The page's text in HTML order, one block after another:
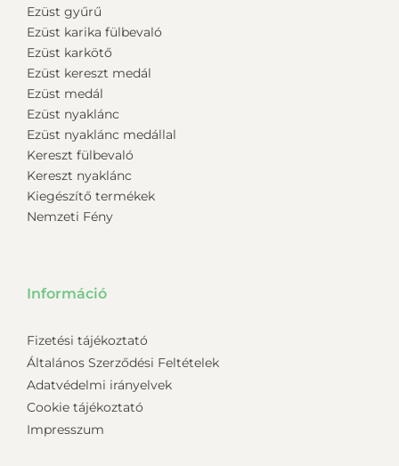
Ezüst gyűrű
Ezüst karika fülbevaló
Ezüst karkötő
Ezüst kereszt medál
Ezüst medál
Ezüst nyaklánc
Ezüst nyaklánc medállal
Kereszt fülbevaló
Kereszt nyaklánc
Kiegészítő termékek
Nemzeti Fény
Információ
Fizetési tájékoztató
Általános Szerződési Feltételek
Adatvédelmi irányelvek
Cookie tájékoztató
Impresszum